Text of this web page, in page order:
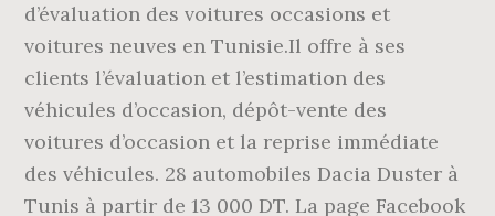
d’évaluation des voitures occasions et
voitures neuves en Tunisie.Il offre à ses
clients l’évaluation et l’estimation des
véhicules d’occasion, dépôt-vente des
voitures d’occasion et la reprise immédiate
des véhicules. 28 automobiles Dacia Duster à
Tunis à partir de 13 000 DT. La page Facebook